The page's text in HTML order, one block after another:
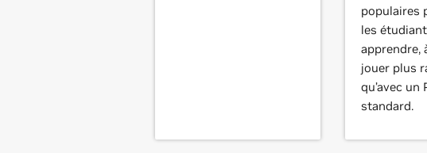
populaires
les
apprendre,
jouer plus
qu’avec un
standard.